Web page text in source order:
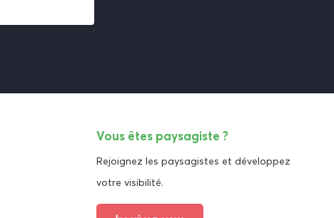
Vous êtes paysagiste ?
Rejoignez les paysagistes et développez
votre visibilité.